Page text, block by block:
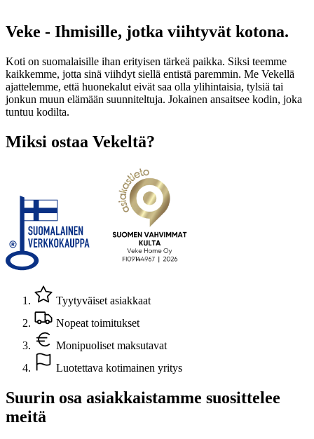
Veke - Ihmisille, jotka viihtyvät kotona.
Koti on suomalaisille ihan erityisen tärkeä paikka. Siksi teemme
kaikkemme, jotta sinä viihdyt siellä entistä paremmin. Me Vekellä
ajattelemme, että huonekalut eivät saa olla ylihintaisia, tylsiä tai
jonkun muun elämään suunniteltuja. Jokainen ansaitsee kodin, joka
tuntuu kodilta.
Miksi ostaa Vekeltä?
Tyytyväiset asiakkaat
Nopeat toimitukset
Monipuoliset maksutavat
Luotettava kotimainen yritys
Suurin osa asiakkaistamme suosittelee
meitä